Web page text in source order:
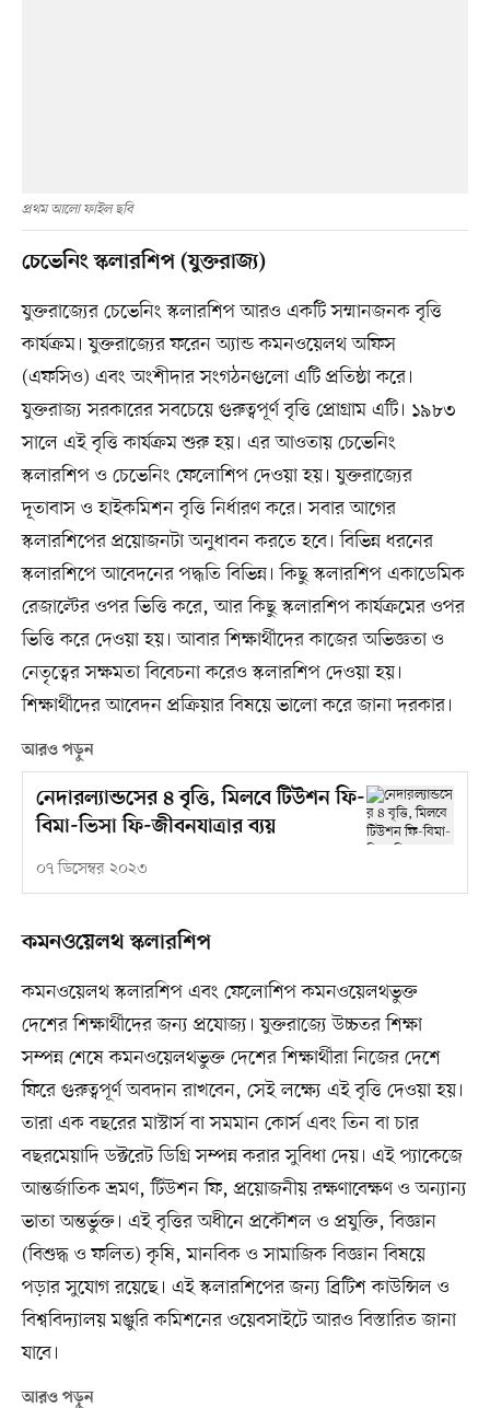
প্রথম আলো ফাইল ছবি
চেভেনিং স্কলারশিপ (যুক্তরাজ্য)
যুক্তরাজ্যের চেভেনিং স্কলারশিপ আরও একটি সম্মানজনক বৃত্তি
কার্যক্রম। যুক্তরাজ্যের ফরেন অ্যান্ড কমনওয়েলথ অফিস
(এফসিও) এবং অংশীদার সংগঠনগুলো এটি প্রতিষ্ঠা করে।
যুক্তরাজ্য সরকারের সবচেয়ে গুরুত্বপূর্ণ বৃত্তি প্রোগ্রাম এটি। ১৯৮৩
সালে এই বৃত্তি কার্যক্রম শুরু হয়। এর আওতায় চেভেনিং
স্কলারশিপ ও চেভেনিং ফেলোশিপ দেওয়া হয়। যুক্তরাজ্যের
দূতাবাস ও হাইকমিশন বৃত্তি নির্ধারণ করে। সবার আগের
স্কলারশিপের প্রয়োজনটা অনুধাবন করতে হবে। বিভিন্ন ধরনের
স্কলারশিপে আবেদনের পদ্ধতি বিভিন্ন। কিছু স্কলারশিপ একাডেমিক
রেজাল্টের ওপর ভিত্তি করে, আর কিছু স্কলারশিপ কার্যক্রমের ওপর
ভিত্তি করে দেওয়া হয়। আবার শিক্ষার্থীদের কাজের অভিজ্ঞতা ও
নেতৃত্বের সক্ষমতা বিবেচনা করেও স্কলারশিপ দেওয়া হয়।
শিক্ষার্থীদের আবেদন প্রক্রিয়ার বিষয়ে ভালো করে জানা দরকার।
আরও পড়ুন
নেদারল্যান্ডসের ৪ বৃত্তি, মিলবে টিউশন ফি-
বিমা-ভিসা ফি-জীবনযাত্রার ব্যয়
০৭ ডিসেম্বর ২০২৩
কমনওয়েলথ স্কলারশিপ
কমনওয়েলথ স্কলারশিপ এবং ফেলোশিপ কমনওয়েলথভুক্ত
দেশের শিক্ষার্থীদের জন্য প্রযোজ্য। যুক্তরাজ্যে উচ্চতর শিক্ষা
সম্পন্ন শেষে কমনওয়েলথভুক্ত দেশের শিক্ষার্থীরা নিজের দেশে
ফিরে গুরুত্বপূর্ণ অবদান রাখবেন, সেই লক্ষ্যে এই বৃত্তি দেওয়া হয়।
তারা এক বছরের মাস্টার্স বা সমমান কোর্স এবং তিন বা চার
বছরমেয়াদি ডক্টরেট ডিগ্রি সম্পন্ন করার সুবিধা দেয়। এই প্যাকেজে
আন্তর্জাতিক ভ্রমণ, টিউশন ফি, প্রয়োজনীয় রক্ষণাবেক্ষণ ও অন্যান্য
ভাতা অন্তর্ভুক্ত। এই বৃত্তির অধীনে প্রকৌশল ও প্রযুক্তি, বিজ্ঞান
(বিশুদ্ধ ও ফলিত) কৃষি, মানবিক ও সামাজিক বিজ্ঞান বিষয়ে
পড়ার সুযোগ রয়েছে। এই স্কলারশিপের জন্য ব্রিটিশ কাউন্সিল ও
বিশ্ববিদ্যালয় মঞ্জুরি কমিশনের ওয়েবসাইটে আরও বিস্তারিত জানা
যাবে।
আরও পড়ুন